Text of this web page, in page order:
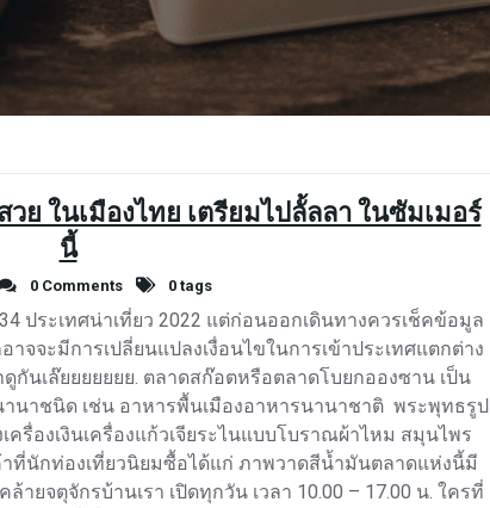
ย ในเมืองไทย เตรียมไปลั้ลลา ในซัมเมอร์
นี้
0 Comments 0 tags
ประเทศน่าเที่ยว 2022 แต่ก่อนออกเดินทางควรเช็คข้อมูล
จจะมีการเปลี่ยนแปลงเงื่อนไขในการเข้าประเทศแตกต่าง
นเล๊ยยยยยยย. ตลาดสก๊อตหรือตลาดโบยกอองซาน เป็น
นาชนิด เช่น อาหารพื้นเมืองอาหารนานาชาติ พระพุทธรูป
ครื่องเงินเครื่องแก้วเจียระไนแบบโบราณผ้าไหม สมุนไพร
ที่นักท่องเที่ยวนิยมซื้อได้แก่ ภาพวาดสีน้ำมันตลาดแห่งนี้มี
ยจตุจักรบ้านเรา เปิดทุกวัน เวลา 10.00 – 17.00 น. ใครที่